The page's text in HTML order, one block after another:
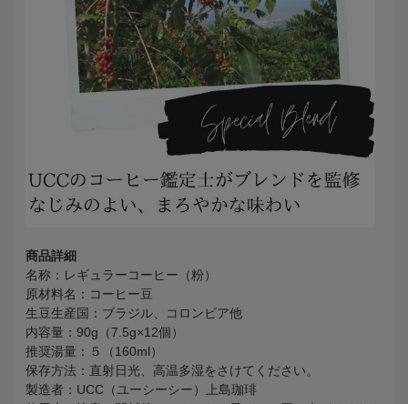
商品詳細
名称：レギュラーコーヒー（粉）
原材料名：コーヒー豆
生豆生産国：ブラジル、コロンビア他
内容量：90g（7.5g×12個）
推奨湯量：５（160ml）
保存方法：直射日光、高温多湿をさけてください。
製造者：UCC（ユーシーシー）上島珈琲